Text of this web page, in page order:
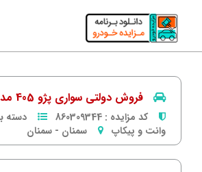
فروش دولتی سواری پژو 405 مدل 89
کد مزایده : 860309344 دسته
وانت و پیکاپ
سمنان - سمنان